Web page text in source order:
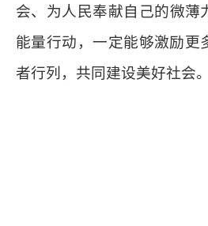
会、为人民奉献自己的微薄
能量行动，一定能够激励更
者行列，共同建设美好社会。